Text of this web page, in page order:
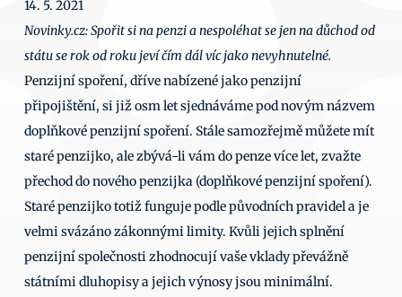
14. 5. 2021
Novinky.cz: Spořit si na penzi a nespoléhat se jen na důchod od
státu se rok od roku jeví čím dál víc jako nevyhnutelné.
Penzijní spoření, dříve nabízené jako penzijní
připojištění, si již osm let sjednáváme pod novým názvem
doplňkové penzijní spoření. Stále samozřejmě můžete mít
staré penzijko, ale zbývá-li vám do penze více let, zvažte
přechod do nového penzijka (doplňkové penzijní spoření).
Staré penzijko totiž funguje podle původních pravidel a je
velmi svázáno zákonnými limity. Kvůli jejich splnění
penzijní společnosti zhodnocují vaše vklady převážně
státními dluhopisy a jejich výnosy jsou minimální.